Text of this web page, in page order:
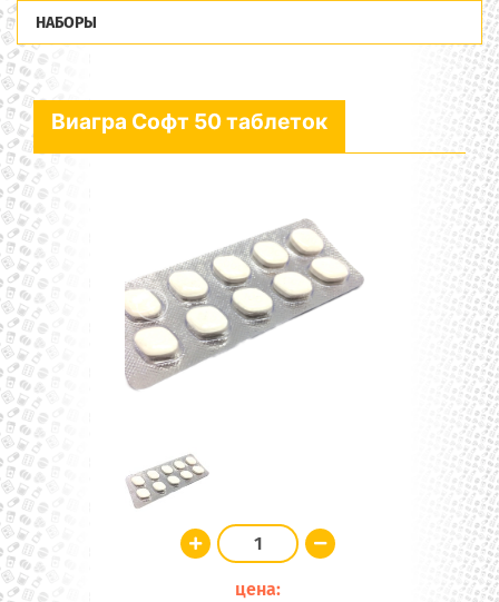
НАБОРЫ
Виагра Софт 50 таблеток
цена: